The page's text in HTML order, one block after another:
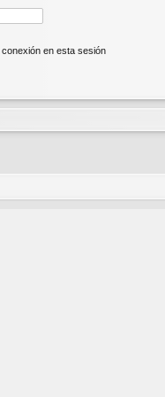
en esta sesión